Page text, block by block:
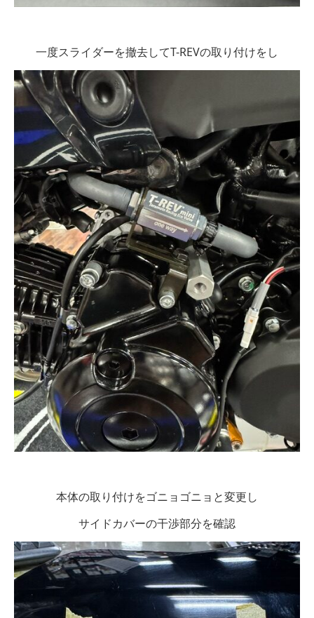
一度スライダーを撤去してT-REVの取り付けをし
本体の取り付けをゴニョゴニョと変更し
サイドカバーの干渉部分を確認